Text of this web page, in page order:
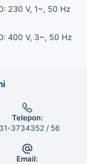
230 V, 1~, 50 Hz
400 V, 3~, 50 Hz
Telepon:
3734352 / 56
Email: